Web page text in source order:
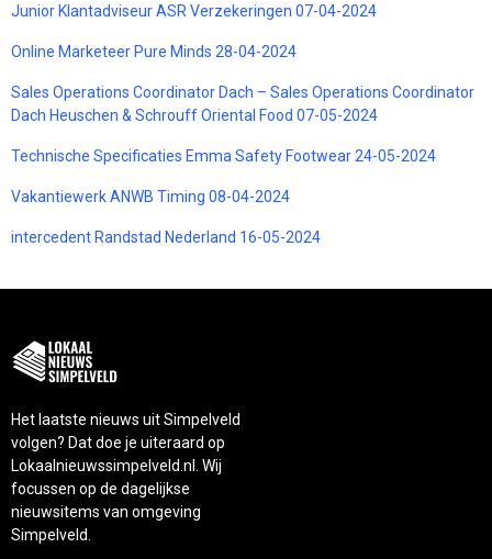
Junior Klantadviseur ASR Verzekeringen 07-04-2024
Online Marketeer Pure Minds 28-04-2024
Sales Operations Coordinator Dach – Sales Operations Coordinator
Dach Heuschen & Schrouff Oriental Food 07-05-2024
Technische Specificaties Emma Safety Footwear 24-05-2024
Vakantiewerk ANWB Timing 08-04-2024
intercedent Randstad Nederland 16-05-2024
Het laatste nieuws uit Simpelveld
volgen? Dat doe je uiteraard op
Lokaalnieuwssimpelveld.nl. Wij
focussen op de dagelijkse
nieuwsitems van omgeving
Simpelveld.